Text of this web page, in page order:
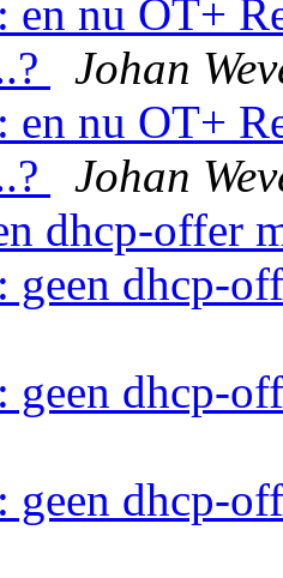
nu OT+
Johan
nu OT+
Johan
dhcp-offer
dhcp-
dhcp-
dhcp-